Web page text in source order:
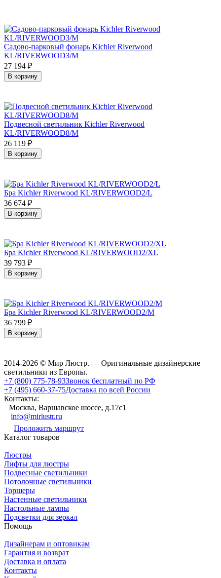
Садово-парковый фонарь Kichler Riverwood
KL/RIVERWOOD3/M
27 194 ₽
В корзину
Подвесной светильник Kichler Riverwood
KL/RIVERWOOD8/M
26 119 ₽
В корзину
Бра Kichler Riverwood KL/RIVERWOOD2/L
36 674 ₽
В корзину
Бра Kichler Riverwood KL/RIVERWOOD2/XL
39 793 ₽
В корзину
Бра Kichler Riverwood KL/RIVERWOOD2/M
36 799 ₽
В корзину
2014-2026 © Мир Люстр. — Оригинальные дизайнерские
светильники из Европы.
+7 (800) 775-78-93Звонок бесплатный по РФ
+7 (495) 660-37-75Доставка по всей России
Контакты:
Москва, Варшавское шоссе, д.17c1
info@mirlustr.ru
Проложить маршрут
Каталог товаров
Люстры
Лифты для люстры
Подвесные светильники
Потолочные светильники
Торшеры
Настенные светильники
Настольные лампы
Подсветки для зеркал
Помощь
Дизайнерам и оптовикам
Гарантия и возврат
Доставка и оплата
Контакты